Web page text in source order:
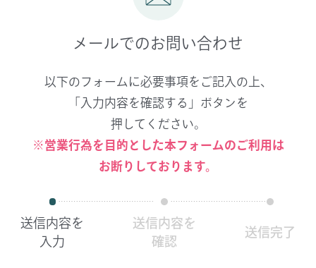
メールでのお問い合わせ
以下のフォームに必要事項をご記入の上、
「入力内容を確認する」ボタンを
押してください。
※営業行為を目的とした本フォームのご利用は
お断りしております。
送信内容を
入力
送信内容を
確認
送信完了